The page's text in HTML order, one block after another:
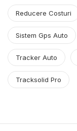
Reducere Costuri
Sistem Gps Auto
Tracker Auto
Tracksolid Pro